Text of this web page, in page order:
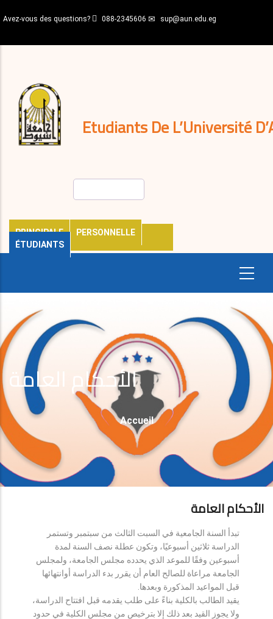
au
principal
Avez-vous des questions? 088-2345606 sup@aun.edu.eg
Etudiants De L’Université
PRINCIPALE
PERSONNELLE
ÉTUDIANTS
décisions
Expatriés
Journal
الأحكام العامة
Fil
D'Ariane
Accueil
الأحكام العامة
تبدأ السنة الجامعية في السبت الثالث من سبتمبر وتستمر
الدراسة ثلاثين أسبوعيًا، وتكون عطلة نصف السنة لمدة
أسبوعين وفقًا للموعد الذي يحدده مجلس الجامعة، ولمجلس
الجامعة مراعاة للصالح العام أن يقرر بدء الدراسة أوانتهائها
قبل المواعيد المذكورة وبعدها.
يقيد الطالب بالكلية بناءً على طلب يقدمه قبل افتتاح الدراسة،
ولا يجوز القيد بعد ذلك إلا بترخيص من مجلس الكلية في حدود